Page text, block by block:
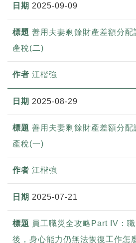
2025-09-09
善用夫妻剩餘財產差額分
產稅(二)
江楷強
2025-08-29
善用夫妻剩餘財產差額分
產稅(一)
江楷強
2025-07-21
員工職災全攻略Part IV：
後，身心能力仍無法恢復工作怎